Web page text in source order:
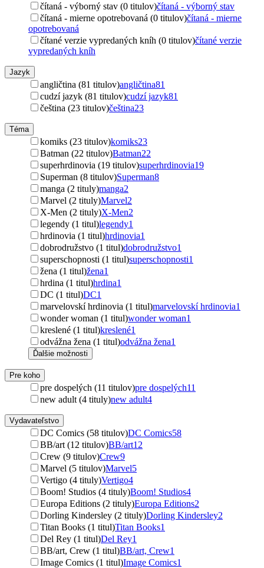
čítaná - výborný stav (0 titulov)čítaná - výborný stav
čítaná - mierne opotrebovaná (0 titulov)čítaná - mierne
opotrebovaná
čítané verzie vypredaných kníh (0 titulov)čítané verzie
vypredaných kníh
Jazyk
angličtina (81 titulov)angličtina81
cudzí jazyk (81 titulov)cudzí jazyk81
čeština (23 titulov)čeština23
Téma
komiks (23 titulov)komiks23
Batman (22 titulov)Batman22
superhrdinovia (19 titulov)superhrdinovia19
Superman (8 titulov)Superman8
manga (2 tituly)manga2
Marvel (2 tituly)Marvel2
X-Men (2 tituly)X-Men2
legendy (1 titul)legendy1
hrdinovia (1 titul)hrdinovia1
dobrodružstvo (1 titul)dobrodružstvo1
superschopnosti (1 titul)superschopnosti1
žena (1 titul)žena1
hrdina (1 titul)hrdina1
DC (1 titul)DC1
marvelovskí hrdinovia (1 titul)marvelovskí hrdinovia1
wonder woman (1 titul)wonder woman1
kreslené (1 titul)kreslené1
odvážna žena (1 titul)odvážna žena1
Ďalšie možnosti
Pre koho
pre dospelých (11 titulov)pre dospelých11
new adult (4 tituly)new adult4
Vydavateľstvo
DC Comics (58 titulov)DC Comics58
BB/art (12 titulov)BB/art12
Crew (9 titulov)Crew9
Marvel (5 titulov)Marvel5
Vertigo (4 tituly)Vertigo4
Boom! Studios (4 tituly)Boom! Studios4
Europa Editions (2 tituly)Europa Editions2
Dorling Kindersley (2 tituly)Dorling Kindersley2
Titan Books (1 titul)Titan Books1
Del Rey (1 titul)Del Rey1
BB/art, Crew (1 titul)BB/art, Crew1
Image Comics (1 titul)Image Comics1